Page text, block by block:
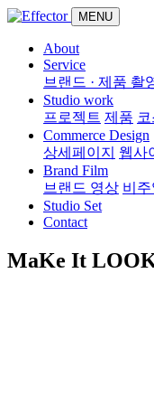
MENU
About
Service
브랜드 · 제품 촬
Studio work
프로젝트 제품
Commerce Design
상세페이지
웹사
Brand Film
브랜드 영상 비
Studio Set
Contact
MaKe It